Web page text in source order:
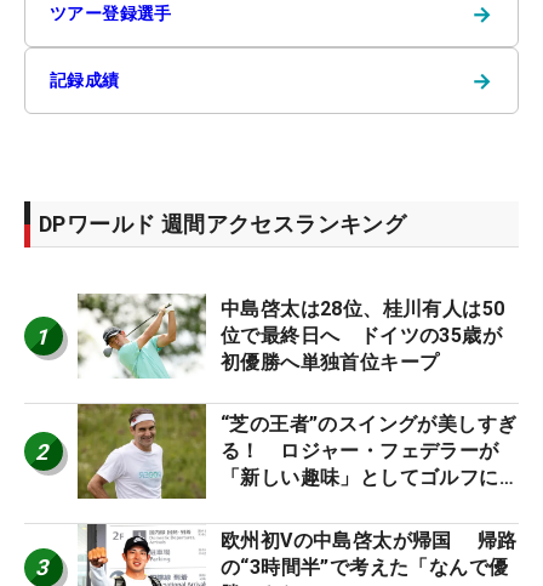
ツアー登録選手 →
記録成績 →
DPワールド 週間アクセスランキング
1
中島啓太は28位、桂川有人は50
位で最終日へ ドイツの35歳が
初優勝へ単独首位キープ
2
“芝の王者”のスイングが美しすぎ
る！ ロジャー・フェデラーが
「新しい趣味」としてゴルフに挑
3
欧州初Vの中島啓太が帰国 帰路
の“3時間半”で考えた「なんで優